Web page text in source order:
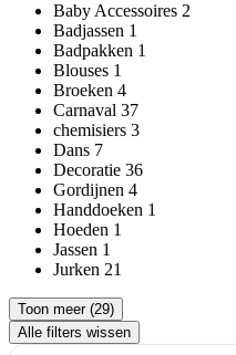
Baby Accessoires 2
Badjassen 1
Badpakken 1
Blouses 1
Broeken 4
Carnaval 37
chemisiers 3
Dans 7
Decoratie 36
Gordijnen 4
Handdoeken 1
Hoeden 1
Jassen 1
Jurken 21
Toon meer (29)
Alle filters wissen